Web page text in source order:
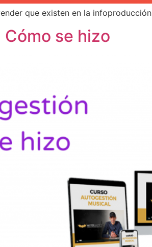
que existen en la infoproducción
se hizo